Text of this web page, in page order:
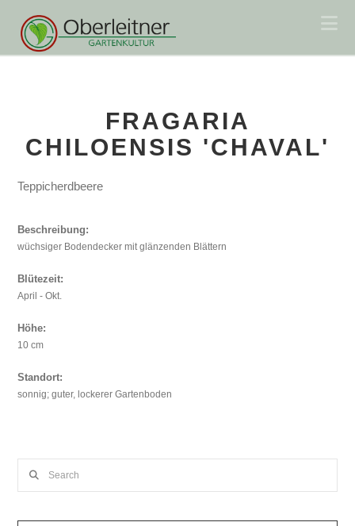
FRAGARIA
CHILOENSIS 'CHAVAL'
Teppicherdbeere
Beschreibung:
wüchsiger Bodendecker mit glänzenden Blättern
Blütezeit:
April - Okt.
Höhe:
10 cm
Standort:
sonnig; guter, lockerer Gartenboden